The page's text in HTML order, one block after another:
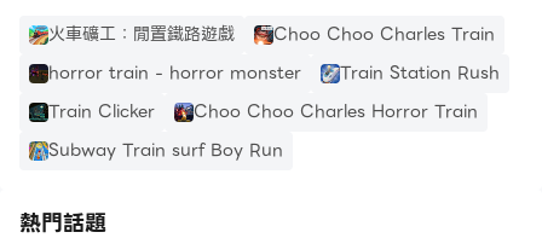
火車礦工：閒置鐵路遊戲
Choo Choo Charles Train
horror train - horror monster
Train Station Rush
Train Clicker
Choo Choo Charles Horror Train
Subway Train surf Boy Run
熱門話題